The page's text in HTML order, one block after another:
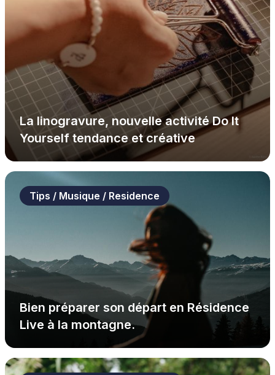
La linogravure, nouvelle activité Do It
Yourself tendance et créative
Tips / Musique / Residence
Bien préparer son départ en Résidence
Live à la montagne.